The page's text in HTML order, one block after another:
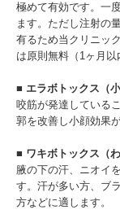
極めて有効です。一
ます。ただし注射の
有るため当クリニッ
は原則無料（1ヶ月以
■ エラボトックス（小
咬筋が発達している
郭を改善し小顔効果
■ ワキボトックス（
腋の下の汗、ニオイ
す。汗が多い方、ブ
方などに適します。